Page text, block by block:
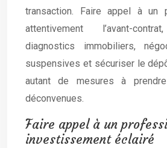
transaction. Faire appel à un
attentivement l’avant-
diagnostics immobiliers,
suspensives et sécuriser le
autant de mesures à
déconvenues.
Faire appel à un
investissement éclairé